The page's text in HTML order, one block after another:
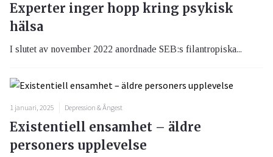
Experter inger hopp kring psykisk
hälsa
I slutet av november 2022 anordnade SEB:s filantropiska...
1 januari, 2025 Depression & Ångest
Existentiell ensamhet – äldre
personers upplevelse